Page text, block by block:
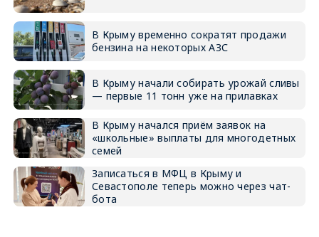
В Крыму временно сократят продажи
бензина на некоторых АЗС
В Крыму начали собирать урожай сливы
— первые 11 тонн уже на прилавках
В Крыму начался приём заявок на
«школьные» выплаты для многодетных
семей
Записаться в МФЦ в Крыму и
Севастополе теперь можно через чат-
бота